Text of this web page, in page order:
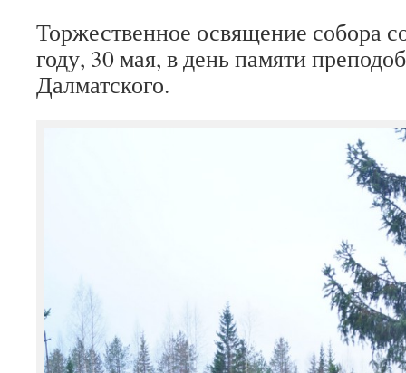
Торжественное освящение собора
году, 30 мая, в день памяти
Далматского.